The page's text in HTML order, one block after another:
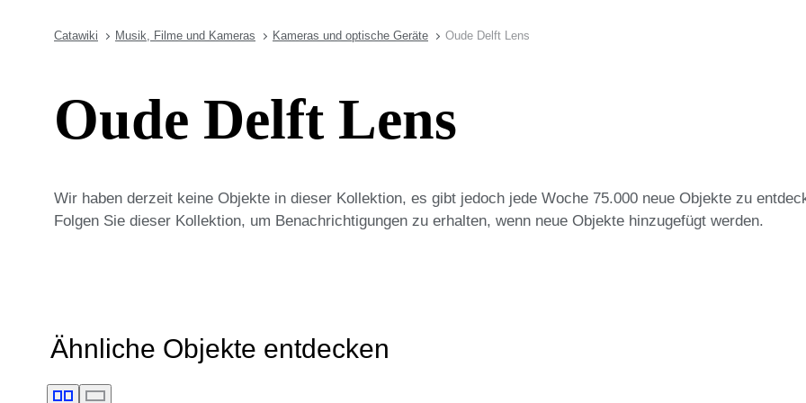
Catawiki Musik, Filme und Kameras Kameras und optische Geräte Oude Delft Lens
Oude Delft Lens
Wir haben derzeit keine Objekte in dieser Kollektion, es gibt jedoch jede Woche 75.000 neue Objekte zu
Folgen Sie dieser Kollektion, um Benachrichtigungen zu erhalten, wenn neue Objekte hinzugefügt werden.
Ähnliche Objekte entdecken